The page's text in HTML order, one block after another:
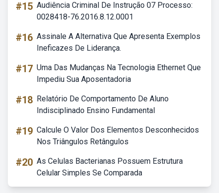
#15 Audiência Criminal De Instrução 07 Processo:
0028418-76.2016.8.12.0001
#16 Assinale A Alternativa Que Apresenta Exemplos
Ineficazes De Liderança.
#17 Uma Das Mudanças Na Tecnologia Ethernet Que
Impediu Sua Aposentadoria
#18 Relatório De Comportamento De Aluno
Indisciplinado Ensino Fundamental
#19 Calcule O Valor Dos Elementos Desconhecidos
Nos Triângulos Retângulos
#20 As Celulas Bacterianas Possuem Estrutura
Celular Simples Se Comparada